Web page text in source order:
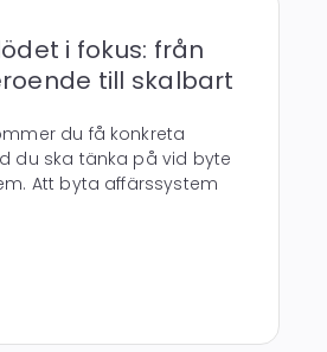
i fokus: från
till skalbart
du få konkreta
du ska tänka på vid byte
Att byta affärssystem